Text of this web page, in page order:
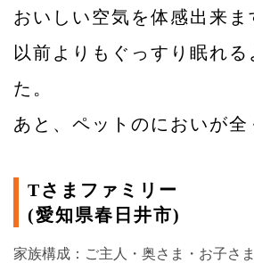
おいしい空気を体感出来ま
以前よりもぐっすり眠れる
た。
あと、ペットのにおいが全
Tさまファミリー
(愛知県春日井市)
家族構成：ご主人・奥さま・お子さ